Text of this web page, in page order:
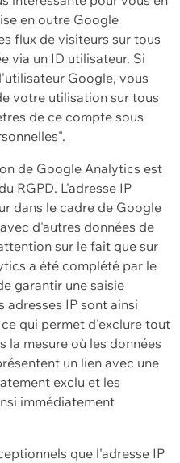
en outre Google
flux de visiteurs sur tous
via un ID utilisateur. Si
Google, vous
votre utilisation sur tous
de ce compte sous
de Google Analytics est
RGPD. L'adresse IP
dans le cadre de Google
d'autres données de
sur le fait que sur
a été complété par le
garantir une saisie
adresses IP sont ainsi
qui permet d'exclure tout
la mesure où les données
un lien avec une
exclu et les
immédiatement
que l'adresse IP